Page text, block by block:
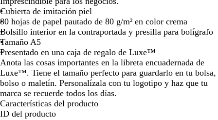
por
la
imagen
por
la
imagen
por
la
imagen
la
imagen
la
imagen
la
imagen
g
r
o
l
i
s
o
Cubierta de imitación piel
80 hojas de papel pautado de 80 g/m² en color crema
Bolsillo interior en la contraportada y presilla para bolígrafo
Tamaño A5
Presentado en una caja de regalo de Luxe™
Anota las cosas importantes en la libreta encuadernada de
Luxe™. Tiene el tamaño perfecto para guardarlo en tu bolsa,
bolso o maletín. Personalízala con tu logotipo y haz que tu
marca se recuerde todos los días.
Características del producto
ID del producto